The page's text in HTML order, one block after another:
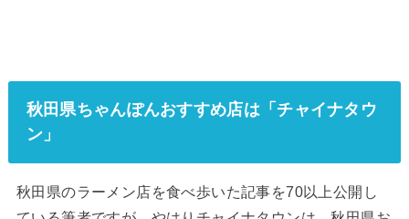
秋田県ちゃんぽんおすすめ店は「チャイナタウ
ン」
秋田県のラーメン店を食べ歩いた記事を70以上公開し